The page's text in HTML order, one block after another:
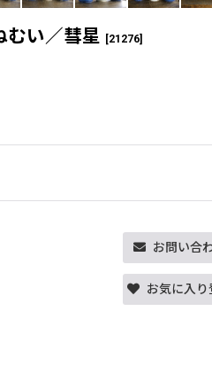
い／彗星 [21276]
お問い合
お気に入り